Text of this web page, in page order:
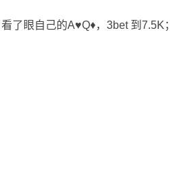
了眼自己的A♥Q♦，3bet 到7.5K；